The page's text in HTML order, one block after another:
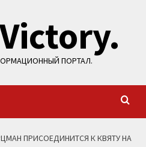
ПОРТАЛ.
ПРИСОЕДИНИТСЯ К КВЯТУ НА